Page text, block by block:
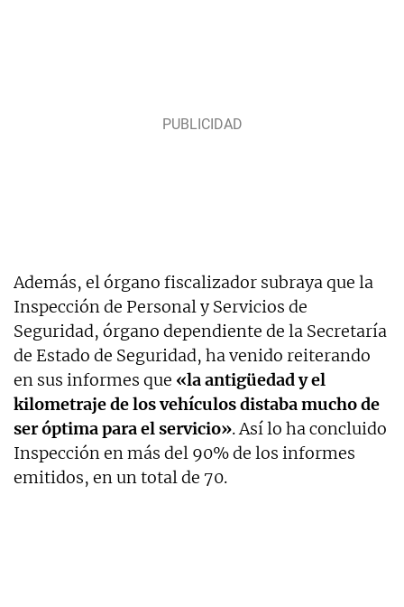
Además, el órgano fiscalizador subraya que la
Inspección de Personal y Servicios de
Seguridad, órgano dependiente de la Secretaría
de Estado de Seguridad, ha venido reiterando
en sus informes que «la antigüedad y el
kilometraje de los vehículos distaba mucho de
ser óptima para el servicio». Así lo ha concluido
Inspección en más del 90% de los informes
emitidos, en un total de 70.